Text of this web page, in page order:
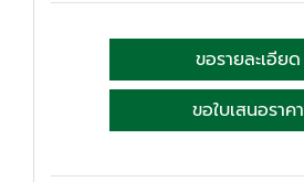
ขอรายละเอียด
ขอใบเสนอราคา